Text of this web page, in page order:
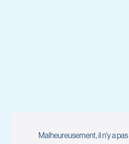
Malheureusement, il n'y a